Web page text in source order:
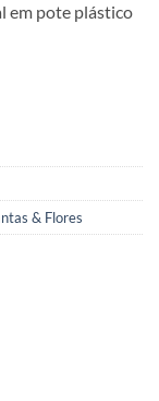
em pote plástico
& Flores